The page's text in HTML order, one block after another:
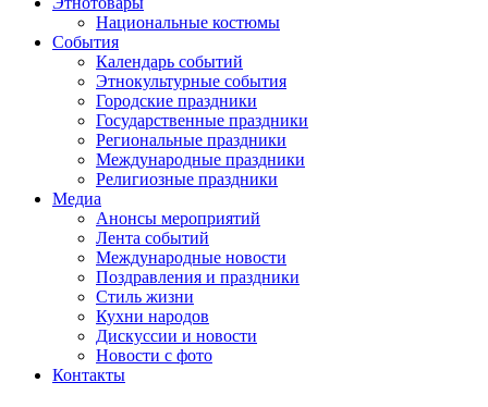
Национальные костюмы
События
Календарь событий
Этнокультурные события
Городские праздники
Государственные праздники
Региональные праздники
Международные праздники
Религиозные праздники
Медиа
Анонсы мероприятий
Лента событий
Международные новости
Поздравления и праздники
Cтиль жизни
Кухни народов
Дискуссии и новости
Новости с фото
Контакты